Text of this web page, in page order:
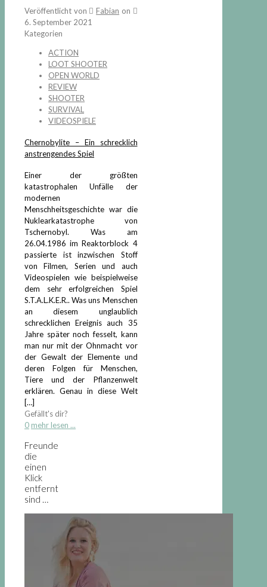
Veröffentlicht von Fabian on
6. September 2021
Kategorien
ACTION
LOOT SHOOTER
OPEN WORLD
REVIEW
SHOOTER
SURVIVAL
VIDEOSPIELE
Chernobylite – Ein schrecklich
anstrengendes Spiel
Einer der größten
katastrophalen Unfälle der
modernen
Menschheitsgeschichte war die
Nuklearkatastrophe von
Tschernobyl. Was am
26.04.1986 im Reaktorblock 4
passierte ist inzwischen Stoff
von Filmen, Serien und auch
Videospielen wie beispielweise
dem sehr erfolgreichen Spiel
S.T.A.L.K.E.R.. Was uns Menschen
an diesem unglaublich
schrecklichen Ereignis auch 35
Jahre später noch fesselt, kann
man nur mit der Ohnmacht vor
der Gewalt der Elemente und
deren Folgen für Menschen,
Tiere und der Pflanzenwelt
erklären. Genau in diese Welt
[…]
Gefällt's dir?
0 mehr lesen ...
Freunde
die
einen
Klick
entfernt
sind …